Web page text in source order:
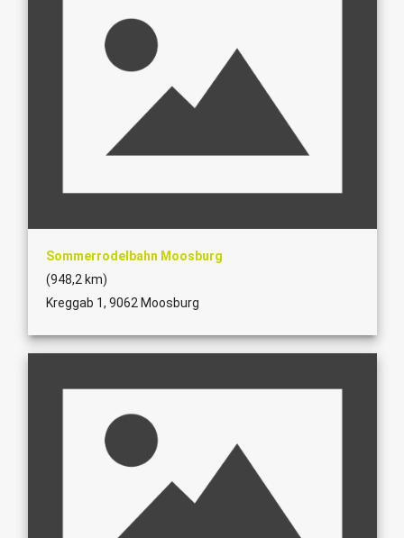
Sommerrodelbahn Moosburg
(948,2 km)
Kreggab 1, 9062 Moosburg